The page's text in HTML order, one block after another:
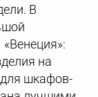
В
на
для шкафов-